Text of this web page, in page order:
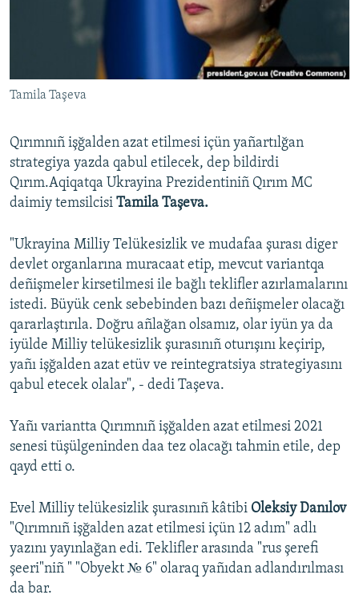
QOŞULIÑIZ!
RFE/RS bütün saytları
Tamila Taşeva
Qırımnıñ işğalden azat etilmesi içün yañartılğan
strategiya yazda qabul etilecek, dep bildirdi
Qırım.Aqiqatqa Ukrayina Prezidentiniñ Qırım MC
daimiy temsilcisi Tamila Taşeva.
"Ukrayina Milliy Telükesizlik ve mudafaa şurası diger
devlet organlarına muracaat etip, mevcut variantqa
deñişmeler kirsetilmesi ile bağlı teklifler azırlamalarını
istedi. Büyük cenk sebebinden bazı deñişmeler olacağı
qararlaştırıla. Doğru añlağan olsamız, olar iyün ya da
iyülde Milliy telükesizlik şurasınıñ oturışını keçirip,
yañı işğalden azat etüv ve reintegratsiya strategiyasını
qabul etecek olalar", - dedi Taşeva.
Yañı variantta Qırımnıñ işğalden azat etilmesi 2021
senesi tüşülgeninden daa tez olacağı tahmin etile, dep
qayd etti o.
Evel Milliy telükesizlik şurasınıñ kâtibi Oleksiy Danılov
"Qırımnıñ işğalden azat etilmesi içün 12 adım" adlı
yazını yayınlağan edi. Teklifler arasında "rus şerefi
şeeri"niñ " "Obyekt № 6" olaraq yañıdan adlandırılması
da bar.